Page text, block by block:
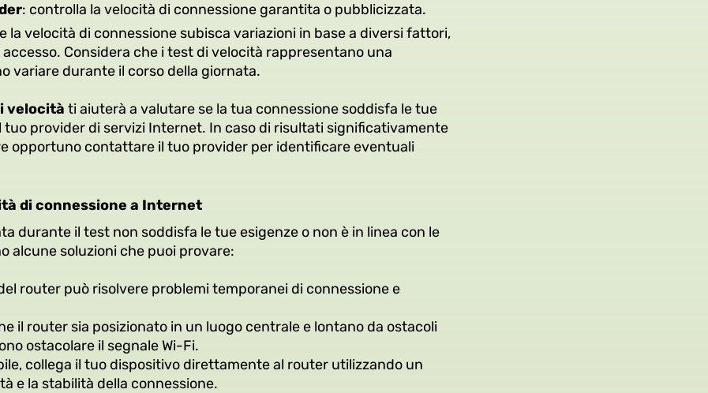
: controlla la velocità di connessione garantita o pubblicizzata.
la velocità di connessione subisca variazioni in base a diversi fattori,
Considera che i test di velocità rappresentano una
variare durante il corso della giornata.
velocità ti aiuterà a valutare se la tua connessione soddisfa le tue
tuo provider di servizi Internet. In caso di risultati significativamente
opportuno contattare il tuo provider per identificare eventuali
di connessione a Internet
durante il test non soddisfa le tue esigenze o non è in linea con le
alcune soluzioni che puoi provare:
router può risolvere problemi temporanei di connessione e
il router sia posizionato in un luogo centrale e lontano da ostacoli
ostacolare il segnale Wi-Fi.
collega il tuo dispositivo direttamente al router utilizzando un
e la stabilità della connessione.